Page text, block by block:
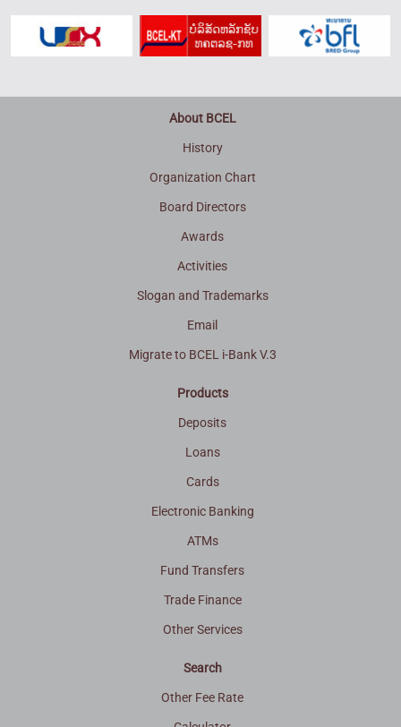
About BCEL
History
Organization Chart
Board Directors
Awards
Activities
Slogan and Trademarks
Email
Migrate to BCEL i-Bank V.3
Products
Deposits
Loans
Cards
Electronic Banking
ATMs
Fund Transfers
Trade Finance
Other Services
Search
Other Fee Rate